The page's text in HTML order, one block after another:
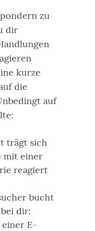
zu
dir
kurze
die
auf
trägt sich
mit einer
reagiert
bucht
dir:
E-